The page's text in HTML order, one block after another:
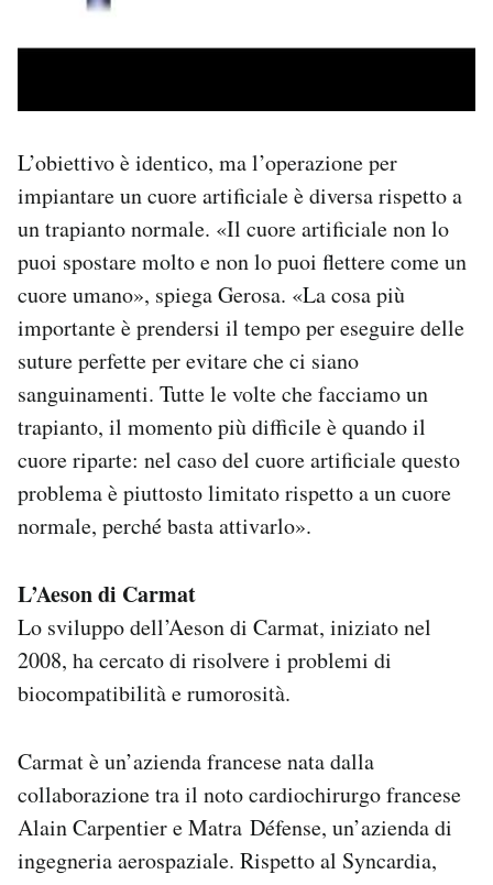
L’obiettivo è identico, ma l’operazione per
impiantare un cuore artificiale è diversa rispetto a
un trapianto normale. «Il cuore artificiale non lo
puoi spostare molto e non lo puoi flettere come un
cuore umano», spiega Gerosa. «La cosa più
importante è prendersi il tempo per eseguire delle
suture perfette per evitare che ci siano
sanguinamenti. Tutte le volte che facciamo un
trapianto, il momento più difficile è quando il
cuore riparte: nel caso del cuore artificiale questo
problema è piuttosto limitato rispetto a un cuore
normale, perché basta attivarlo».
L’Aeson di Carmat
Lo sviluppo dell’Aeson di Carmat, iniziato nel
2008, ha cercato di risolvere i problemi di
biocompatibilità e rumorosità.
Carmat è un’azienda francese nata dalla
collaborazione tra il noto cardiochirurgo francese
Alain Carpentier e Matra Défense, un’azienda di
ingegneria aerospaziale. Rispetto al Syncardia,